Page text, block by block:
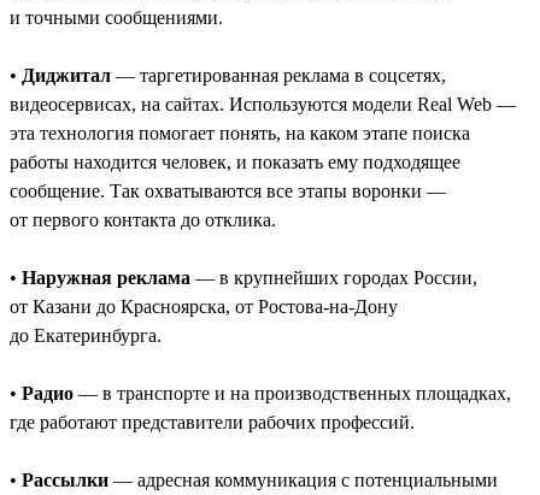
и точными сообщениями.
• Диджитал — таргетированная реклама в соцсетях,
видеосервисах, на сайтах. Используются модели Real Web —
эта технология помогает понять, на каком этапе поиска
работы находится человек, и показать ему подходящее
сообщение. Так охватываются все этапы воронки —
от первого контакта до отклика.
• Наружная реклама — в крупнейших городах России,
от Казани до Красноярска, от Ростова-на-Дону
до Екатеринбурга.
• Радио — в транспорте и на производственных площадках,
где работают представители рабочих профессий.
• Рассылки — адресная коммуникация с потенциальными